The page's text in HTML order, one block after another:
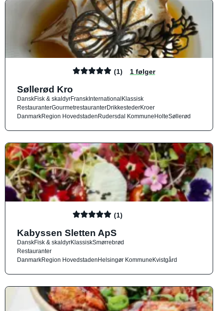
(1) 1 følger
Søllerød Kro
DanskFisk & skaldyrFranskInternationalKlassisk
RestauranterGourmetrestauranterDrikkestederKroer
DanmarkRegion HovedstadenRudersdal KommuneHolteSøllerød
(1)
Kabyssen Sletten ApS
DanskFisk & skaldyrKlassiskSmørrebrød
Restauranter
DanmarkRegion HovedstadenHelsingør KommuneKvistgård